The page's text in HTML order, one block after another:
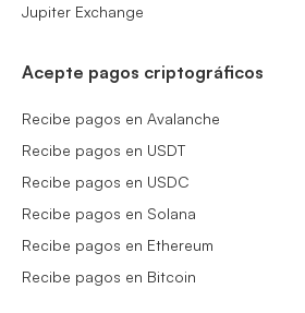
Jupiter Exchange
Acepte pagos criptográficos
Recibe pagos en Avalanche
Recibe pagos en USDT
Recibe pagos en USDC
Recibe pagos en Solana
Recibe pagos en Ethereum
Recibe pagos en Bitcoin